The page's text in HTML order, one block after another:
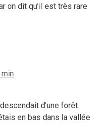
on dit qu’il est très rare
d’une forêt
en bas dans la vallée